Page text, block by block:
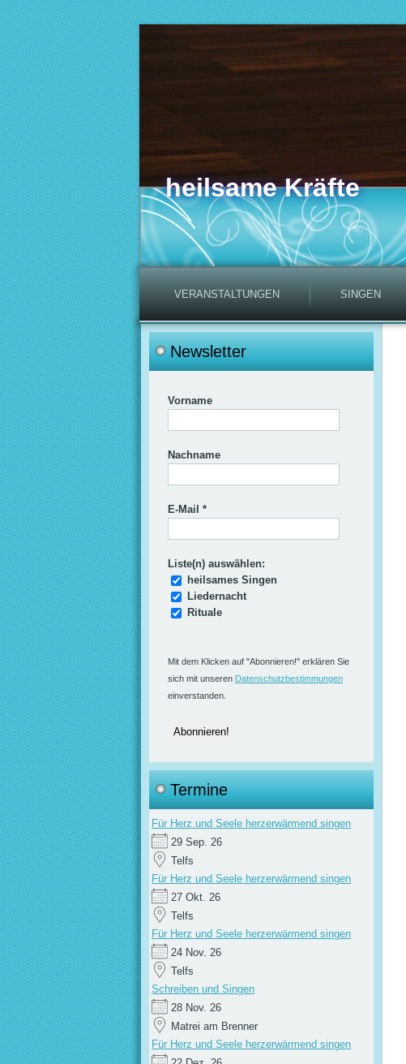
heilsame Kräfte
VERANSTALTUNGEN SINGEN
Newsletter
Vorname
Nachname
E-Mail *
Liste(n) auswählen:
heilsames Singen
Liedernacht
Rituale
Mit dem Klicken auf "Abonnieren!" erklären Sie
sich mit unseren Datenschutzbestimmungen
einverstanden.
Termine
Für Herz und Seele herzerwärmend singen
29 Sep. 26
Telfs
Für Herz und Seele herzerwärmend singen
27 Okt. 26
Telfs
Für Herz und Seele herzerwärmend singen
24 Nov. 26
Telfs
Schreiben und Singen
28 Nov. 26
Matrei am Brenner
Für Herz und Seele herzerwärmend singen